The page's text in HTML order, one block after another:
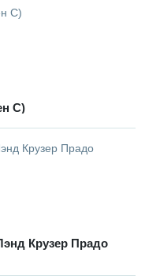
С)
Крузер Прадо